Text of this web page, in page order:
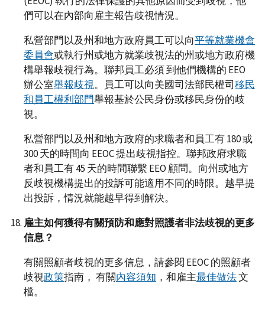
們可以在內部向雇主報告歧視情況。
私營部門以及州和地方政府員工可以向平等就業機會
委員會或執行州或地方就業歧視法的州或地方政府機
構舉報歧視行為。聯邦員工必須 到他們機構的 EEO
辦公室舉報歧視。員工可以向美國司法部民權司移民
和員工權利部門舉報基於公民身份或移民身份的歧
視。
私營部門以及州和地方政府的求職者和員工有 180 或
300 天的時間向 EEOC 提出歧視指控。聯邦政府求職
者和員工有 45 天的時間聯繫 EEO 顧問。向州或地方
反歧視機構提出的投訴可能適用不同的時限。越早提
出投訴，情況就能越早得到解決。
雇主如何獲得有關預防和應對照護者非法歧視的更多
信息？
有關照顧者歧視的更多信息，請參閱 EEOC 的照顧者
歧視政策指南， 有關內容須知 ，和雇主最佳做法文
檔。